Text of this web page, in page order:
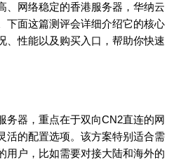
、网络稳定的香港服务器，华纳云
下面这篇测评会详细介绍它的核心
、性能以及购买入口，帮助你快速
务器，重点在于双向CN2直连的网
活的配置选项。该方案特别适合需
用户，比如需要对接大陆和海外的